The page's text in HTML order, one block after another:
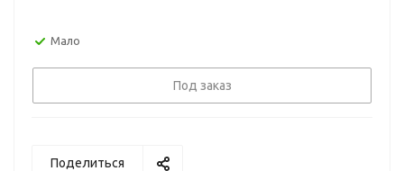
Мало
Под заказ
Поделиться